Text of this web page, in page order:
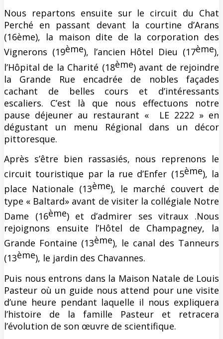
Nous repartons ensuite sur le circuit du Chat
Perché en passant devant la courtine d’Arans
(16ème), la maison dite de la corporation des
Vignerons (19ème), l’ancien Hôtel Dieu (17ème),
l’Hôpital de la Charité (18ème) avant de rejoindre
la Grande Rue encadrée de nobles façades
cachant de belles cours et d’intéressants
escaliers. C’est là que nous effectuons notre
pause déjeuner au restaurant « LE 2222 » en
dégustant un menu Régional dans un décor
pittoresque.
Après s’être bien rassasiés, nous reprenons le
circuit touristique par la rue d’Enfer (15ème), la
place Nationale (13ème), le marché couvert de
type « Baltard» avant de visiter la collégiale Notre
Dame (16ème) et d’admirer ses vitraux .Nous
rejoignons ensuite l’Hôtel de Champagney, la
Grande Fontaine (13ème), le canal des Tanneurs
(13ème), le jardin des Chavannes.
Puis nous entrons dans la Maison Natale de Louis
Pasteur où un guide nous attend pour une visite
d’une heure pendant laquelle il nous expliquera
l’histoire de la famille Pasteur et retracera
l’évolution de son œuvre de scientifique.